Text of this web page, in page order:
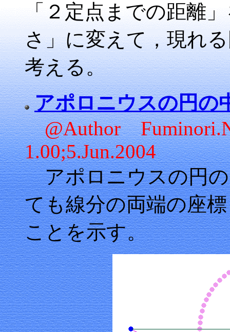
「２定点までの距離
さ」に変えて，現れ
考える。
アポロニウスの円の
@Author
1.00;5.Jun.2004
アポロニウスの円の
ても線分の両端の座
ことを示す。